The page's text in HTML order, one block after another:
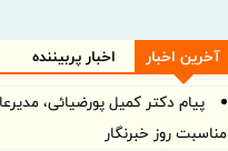
آخرین اخبار
اخبار پربیننده
پیام دکتر کمیل پورضیائی،
مناسبت روز خبرنگار